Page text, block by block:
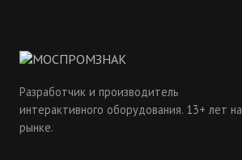
Разработчик и производитель
интерактивного оборудования. 13+ лет на
рынке.